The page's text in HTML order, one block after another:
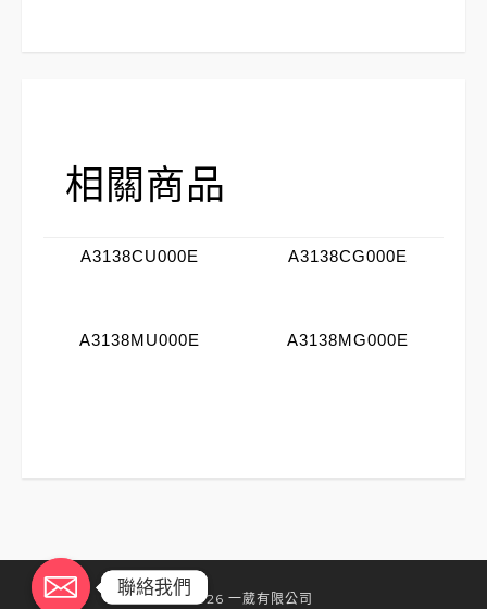
相關商品
A3138CU000E A3138CG000E
A3138MU000E A3138MG000E
©2026 一葳有限公司
聯絡我們
聯絡我們